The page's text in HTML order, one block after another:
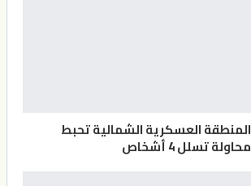
المنطقة العسكرية الشمالية تحبط
محاولة تسلل 4 أشخاص